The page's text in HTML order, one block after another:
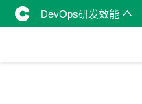
DevOps研发效能